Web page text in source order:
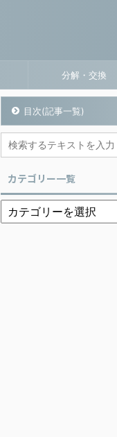
分解・交換
目次(記事一覧)
カテゴリー一覧